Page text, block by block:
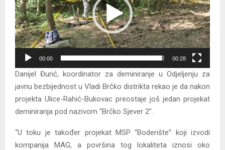
o
P
l
e
r
00:00 00:28
Danijel Đurić, koordinator za deminiranje u Odjeljenju za
javnu bezbijednost u Vladi Brčko distrikta rekao je da nakon
projekta Ulice-Rahić-Bukovac preostaje još jedan projekat
deminiranja pod nazivom “Brčko Sjever 2”.
“U toku je također projekat MSP “Boderište” koji izvodi
kompanija MAG, a površina tog lokaliteta iznosi oko